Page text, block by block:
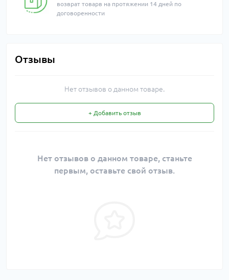
возврат товарв на протяжении 14 дней по
договоренности
Отзывы
Нет отзывов о данном товаре.
+ Добавить отзыв
Нет отзывов о данном товаре, станьте
первым, оставьте свой отзыв.